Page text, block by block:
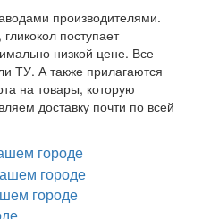
производителями.
поступает
низкой цене. Все
ТУ. А также прилагаются
на товары, которую
доставку почти по всей